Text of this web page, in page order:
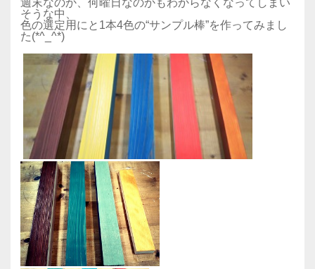
そうな中、
色の選定用にと1本4色の“サンプル棒”を作ってみまし
た(*^_^*)